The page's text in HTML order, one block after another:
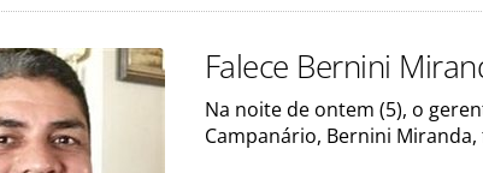
Falece Bernini
Na noite de ontem (5), o
Campanário, Bernini